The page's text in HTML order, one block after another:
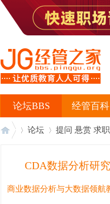
经管百科
论坛BBS
论坛 提问 悬赏 求
CDA数据分析研
商业数据分析与大数据领航